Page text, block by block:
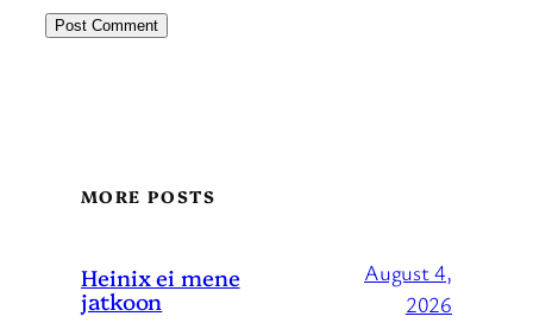
MORE POSTS
Heinix ei mene
jatkoon
August 4,
2026